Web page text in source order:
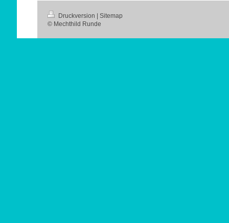
Druckversion | Sitemap
© Mechthild Runde